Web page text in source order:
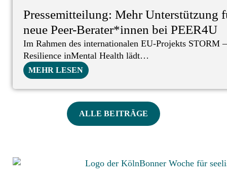
Pressemitteilung: Mehr Unterstützung
neue Peer-Berater*innen bei PEER4U
Im Rahmen des internationalen EU-Projekts STORM
Resilience inMental Health lädt…
MEHR LESEN
ALLE BEITRÄGE